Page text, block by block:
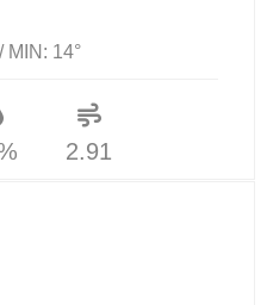
/ MIN: 14°
2.91